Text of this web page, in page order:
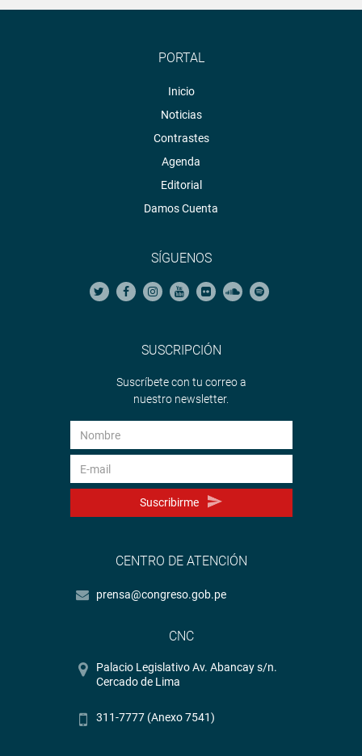
PORTAL
Inicio
Noticias
Contrastes
Agenda
Editorial
Damos Cuenta
SÍGUENOS
SUSCRIPCIÓN
Suscríbete con tu correo a
nuestro newsletter.
Suscribirme
CENTRO DE ATENCIÓN
prensa@congreso.gob.pe
CNC
Palacio Legislativo Av. Abancay s/n.
Cercado de Lima
311-7777 (Anexo 7541)